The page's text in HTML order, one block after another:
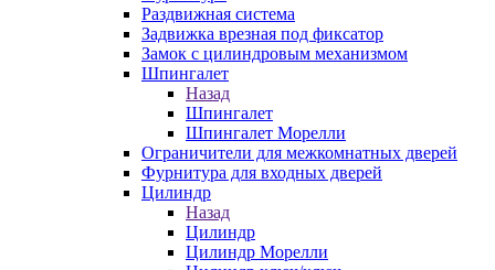
Раздвижная система
Задвижка врезная под фиксатор
Замок с цилиндровым механизмом
Шпингалет
Назад
Шпингалет
Шпингалет Морелли
Ограничители для межкомнатных дверей
Фурнитура для входных дверей
Цилиндр
Назад
Цилиндр
Цилиндр Морелли